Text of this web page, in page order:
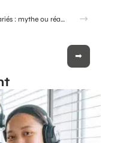
Congé d’été obligatoire pour les salariés : mythe ou réalité ?